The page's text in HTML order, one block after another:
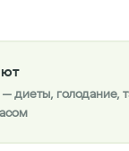
диеты, голодание,